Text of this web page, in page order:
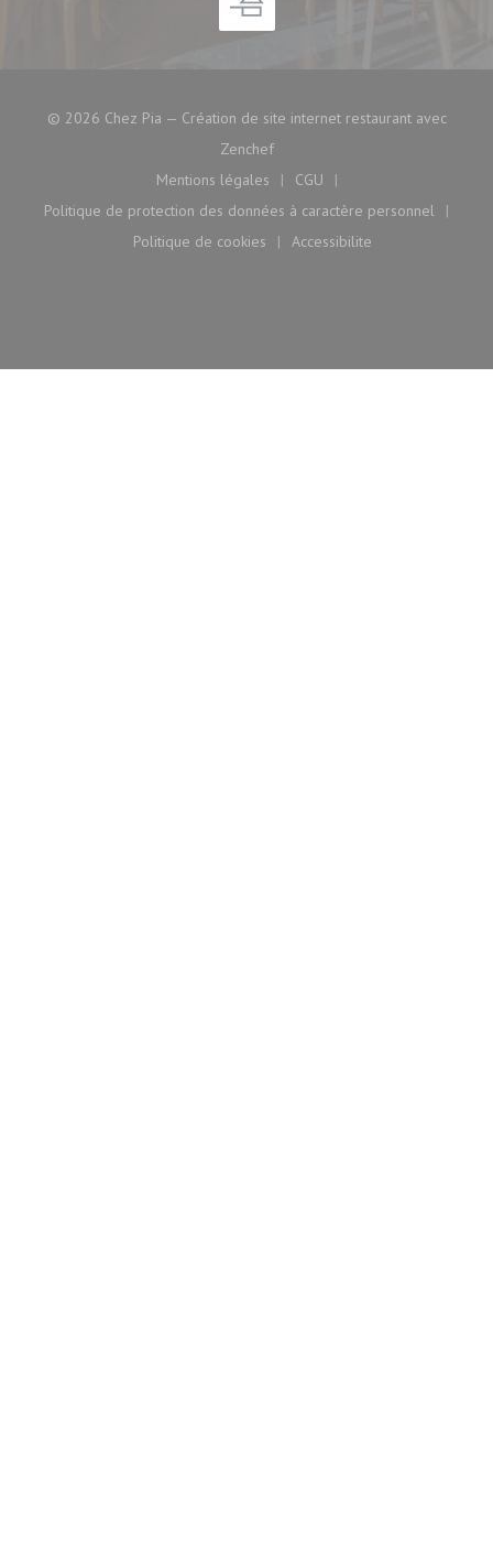
© 2026 Chez Pia — Création de site internet restaurant avec
Zenchef((ouvre une nouvelle fenêtre))
Mentions légales
((ouvre une nouvelle fenêtre))
CGU
((ouvre une nouvelle
Politique de protection des données à caractère personnel
((ouvre une nouvelle fenêtre))
Politique de cookies
((ouvre une nouvelle fenêtre))
Accessibilite